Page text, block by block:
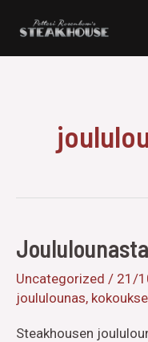
sisältöön
Uncategorized / 21/
joululounas,
Steakhousen